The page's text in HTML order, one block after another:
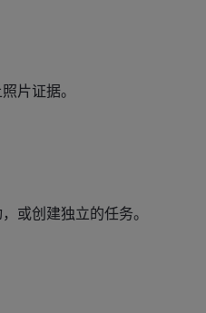
片证据。
或创建独立的任务。